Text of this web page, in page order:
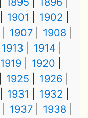
1901
1902
1907
1908
1913
1914
1919
1920
1925
1926
1931
1932
1937
1938